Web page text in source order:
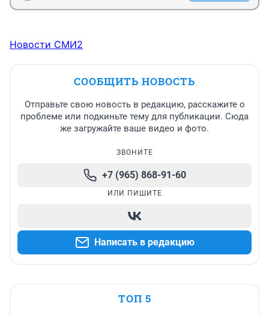
Новости СМИ2
СООБЩИТЬ НОВОСТЬ
Отправьте свою новость в редакцию, расскажите о
проблеме или подкиньте тему для публикации. Сюда
же загружайте ваше видео и фото.
ЗВОНИТЕ
+7 (965) 868-91-60
ИЛИ ПИШИТЕ
Написать в редакцию
ТОП 5